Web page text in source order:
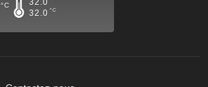
°C
32.0 °C